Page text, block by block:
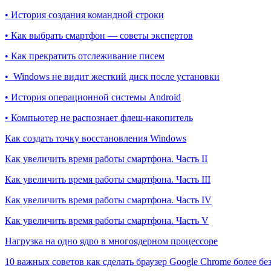
• История создания командной строки
• Как выбрать смартфон — советы экспертов
• Как прекратить отслеживание писем
• Windows не видит жесткий диск после установки
• История операционной системы Android
• Компьютер не распознает флеш-накопитель
Как создать точку восстановления Windows
Как увеличить время работы смартфона. Часть II
Как увеличить время работы смартфона. Часть III
Как увеличить время работы смартфона. Часть IV
Как увеличить время работы смартфона. Часть V
Нагрузка на одно ядро в многоядерном процессоре
10 важных советов как сделать браузер Google Chrome более